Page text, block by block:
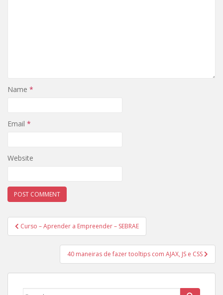
Name *
Email *
Website
Post
navigation
Curso – Aprender a Empreender – SEBRAE
40 maneiras de fazer tooltips com AJAX, JS e CSS